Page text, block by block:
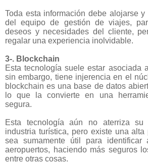
Toda esta información debe alojarse
del equipo de gestión de viajes,
deseos y necesidades del cliente,
regalar una experiencia inolvidable.
3-. Blockchain
Esta tecnología suele estar asociada
sin embargo, tiene injerencia en el
blockchain es una base de datos
lo que la convierte en una
segura.
Esta tecnología aún no aterriza su
industria turística, pero existe una
sea sumamente útil para
aeropuertos, haciendo más seguros
entre otras cosas.